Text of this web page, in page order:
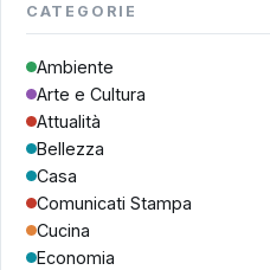
CATEGORIE
Ambiente
Arte e Cultura
Attualità
Bellezza
Casa
Comunicati Stampa
Cucina
Economia